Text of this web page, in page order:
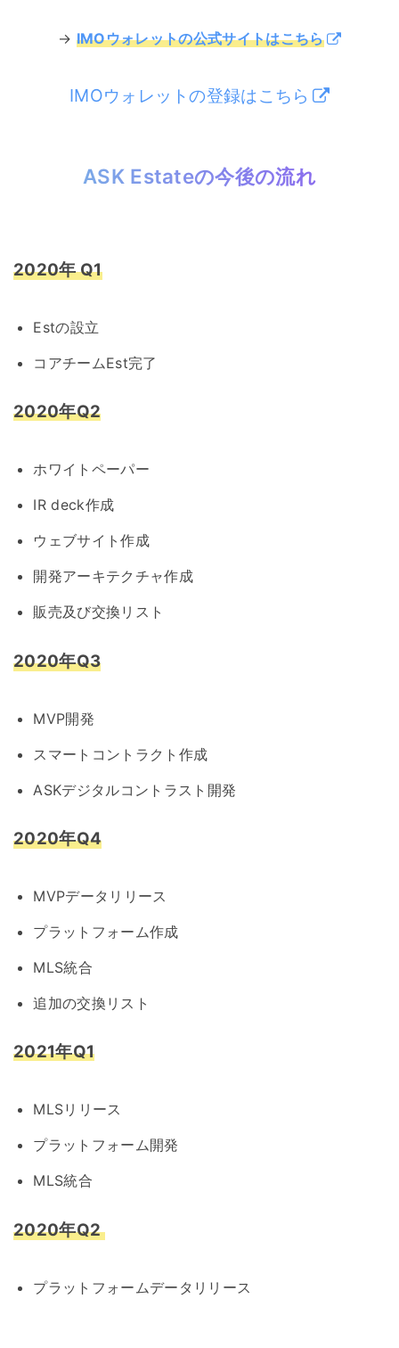
→ IMOウォレットの公式サイトはこちら
IMOウォレットの登録はこちら
ASK Estateの今後の流れ
2020年 Q1
Estの設立
コアチームEst完了
2020年Q2
ホワイトペーパー
IR deck作成
ウェブサイト作成
開発アーキテクチャ作成
販売及び交換リスト
2020年Q3
MVP開発
スマートコントラクト作成
ASKデジタルコントラスト開発
2020年Q4
MVPデータリリース
プラットフォーム作成
MLS統合
追加の交換リスト
2021年Q1
MLSリリース
プラットフォーム開発
MLS統合
2020年Q2
プラットフォームデータリリース